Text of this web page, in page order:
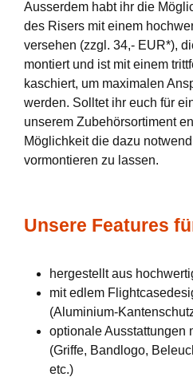
Ausserdem habt ihr die
des Risers mit einem
versehen (zzgl. 34,- EUR*),
montiert und ist mit einem
kaschiert, um maximalen
werden. Solltet ihr euch für
unserem Zubehörsortiment
Möglichkeit die dazu
vormontieren zu lassen.
Unsere Features
hergestellt aus
mit edlem
(Aluminium-
optionale Ausstattungen
(Griffe, Bandlogo,
etc.)